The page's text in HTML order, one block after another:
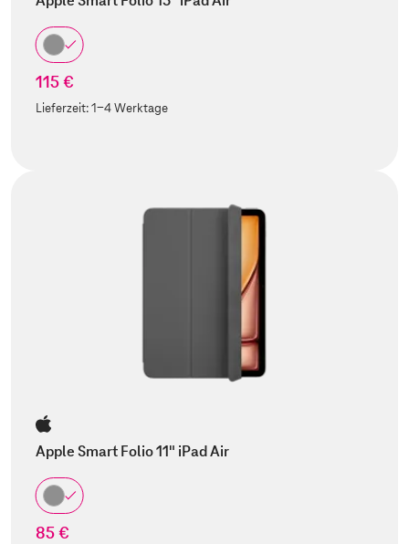
115 €
Lieferzeit:1-4 Werktage
Apple Smart Folio 11" iPad Air
85 €